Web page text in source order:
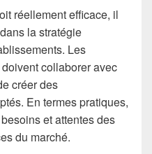
réellement efficace, il
la stratégie
Les
doivent collaborer avec
créer des
En termes pratiques,
et attentes des
du marché.